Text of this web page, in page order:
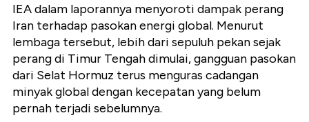
IEA dalam laporannya menyoroti dampak perang
Iran terhadap pasokan energi global. Menurut
lembaga tersebut, lebih dari sepuluh pekan sejak
perang di Timur Tengah dimulai, gangguan pasokan
dari Selat Hormuz terus menguras cadangan
minyak global dengan kecepatan yang belum
pernah terjadi sebelumnya.